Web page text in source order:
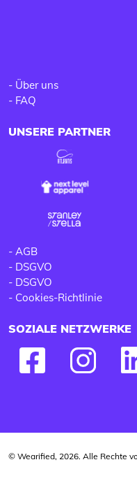
- Über uns
- FAQ
UNSERE PARTNER
- AGB
- DSGVO
- DSGVO
- Cookies-Richtlinie
SOZIALE NETZWERKE
© Wearified, 2026. Alle Rechte